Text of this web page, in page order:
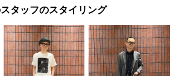
タッフのスタイリング